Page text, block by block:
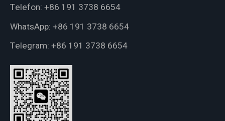
Telefon: +86 191 3738 6654
WhatsApp: +86 191 3738 6654
Telegram: +86 191 3738 6654